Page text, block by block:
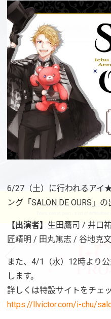
6/27（土）に行われるアイ
ング「SALON DE OURS」
【出演者】 生田鷹司 / 井口
匠靖明 / 田丸篤志 / 谷地克文
また、4/1（水）12時より
します。
詳しくは特設サイトをチェ
https://llvictor.com/i-chu/